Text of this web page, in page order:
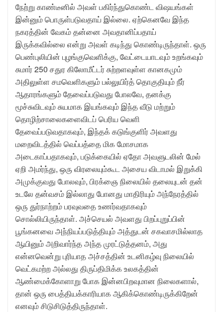
நேற்று காண்டீனில் அவள் பகிர்ந்துகொண்ட விஷயங்கள்
இன்னும் பொருள்படுவதாய் இல்லை. ஏற்கெனவே இந்த
நகரத்தின் வேகம் தன்னை அவதானிப்பதாய்
இருக்கவில்லை என்று அவள் கடிந்து கொண்டிருந்தாள். ஒரு
பெண்புலியின் புழங்குவெளிக்கு, வேட்டையாடவும் உறங்கவும்
சுமார் 250 சதுர கிலோமீட்டர் சுற்றளவுள்ள கானகமும்
அதிலுள்ள சமவெளிகளும் பல்லுயிர்த் தொகுதியும் நீர்
ஆதாரங்களும் தேவைப்படுவது போலவே, தனக்கு
மூச்சுவிடவும் சுயமாக இயங்கவும் இந்த வீடு மற்றும்
தொழிற்சாலைகளைவிடப் பெரிய வெளி
தேவைப்படுவதாகவும், இந்தக் கடுங்குளிர் அவளது
மறைவிடத்தில் வெப்பத்தை மிக மோசமாக
அடைகாப்பதாகவும், படுக்கையில் ஏதோ அவளுடலின் மேல்
ஏறி அமர்ந்து, ஒரு விரலையும்கூட அசைய விடாமல் இறுக்கி
அமுக்குவது போலவும், பிரக்ஞை நிலையில் தலையுடன் தன்
உடலே தன்வசம் இல்லாது போனது மாதிரியும் அந்நேரத்தில்
ஒரு துர்நாற்றம் பரவுவதை உணர்வதாகவும்
சொல்லியிருந்தாள். அச்செயல் அவளது பிறப்புறுப்பின்
பூங்கனவை அந்நியப்படுத்தியும் அத்துடன் சகவாசமில்லாத
ஆயினும் அறிவார்ந்த அந்த முரட்டுத்தனம், அது
என்னவென்று புரியாத அச்சத்தின் உடனிகழ்வு நிலையில்
வெட்கமற்ற அல்லது திருப்திமிக்க உலகத்தின்
ஆண்மைக்கோளாறு போக இன்னபிறவுமான நிலைகளால்,
தான் ஒரு பைத்தியக்காரியாக ஆகிக்கொண்டிருக்கிறேன்
எனவும் சிடுசிடுத்திருந்தாள்.